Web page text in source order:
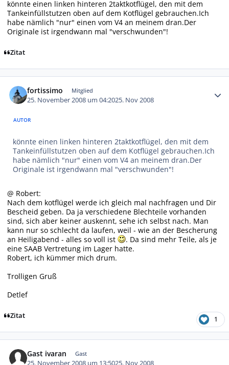
könnte einen linken hinteren 2taktkotflügel, den mit dem
Tankeinfüllstutzen oben auf dem Kotflügel gebrauchen.Ich
habe nämlich "nur" einen vom V4 an meinem dran.Der
Originale ist irgendwann mal "verschwunden"!
Zitat
fortissimo Mitglied
25. November 2008 um 04:2025. Nov 2008
AUTOR
könnte einen linken hinteren 2taktkotflügel, den mit dem
Tankeinfüllstutzen oben auf dem Kotflügel gebrauchen.Ich
habe nämlich "nur" einen vom V4 an meinem dran.Der
Originale ist irgendwann mal "verschwunden"!
@ Robert:
Nach dem kotflügel werde ich gleich mal nachfragen und Dir
Bescheid geben. Da ja verschiedene Blechteile vorhanden
sind, sich aber keiner auskennt, sehe ich selbst nach. Man
kann nur so schlecht da laufen, weil - wie an der Bescherung
an Heiligabend - alles so voll ist
. Da sind mehr Teile, als je
eine SAAB Vertretung im Lager hatte.
Robert, ich kümmer mich drum.
Trolligen Gruß
Detlef
Zitat 1
Gast ivaran Gast
25. November 2008 um 13:5025. Nov 2008